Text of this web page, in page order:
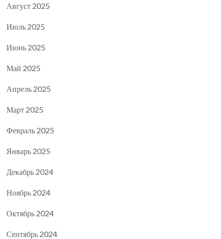
Август 2025
Июль 2025
Июнь 2025
Май 2025
Апрель 2025
Март 2025
Февраль 2025
Январь 2025
Декабрь 2024
Ноябрь 2024
Октябрь 2024
Сентябрь 2024